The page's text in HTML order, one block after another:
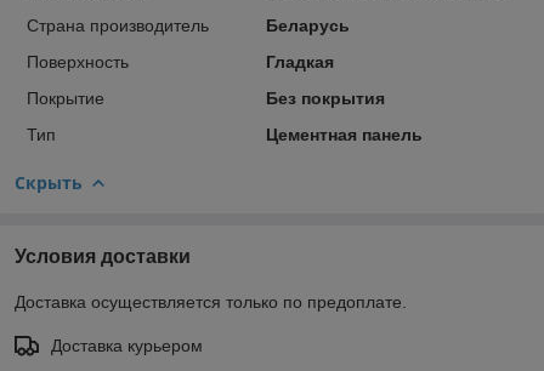
Страна производитель
Беларусь
Поверхность
Гладкая
Покрытие
Без покрытия
Тип
Цементная панель
Скрыть
Условия доставки
Доставка осуществляется только по предоплате.
Доставка курьером